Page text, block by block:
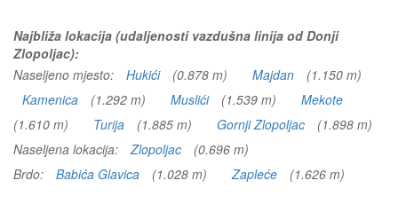
Najbliža lokacija (udaljenosti vazdušna linija od Donji
Zlopoljac):
Naseljeno mjesto:
Hukići (0.878 m) Majdan
(1.150 m)
Kamenica
(1.292 m) Muslići (1.539 m)
Mekote
(1.610 m)
Turija (1.885 m) Gornji Zlopoljac
(1.898 m)
Naseljena lokacija:
Zlopoljac
(0.696 m)
Brdo:
Babića Glavica (1.028 m) Zapleće (1.626 m)